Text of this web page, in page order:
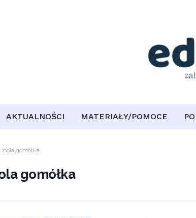
AKTUALNOŚCI MATERIAŁY/POMOCE
pola gomółka
gomółka